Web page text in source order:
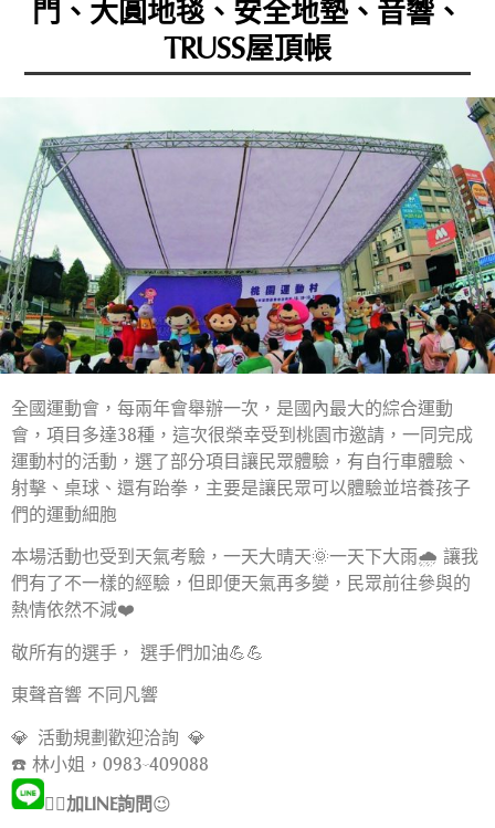
門、大圓地毯、安全地墊、音響、
TRUSS屋頂帳
全國運動會，每兩年會舉辦一次，是國內最大的綜合運動
會，項目多達38種，這次很榮幸受到桃園市邀請，一同完成
運動村的活動，選了部分項目讓民眾體驗，有自行車體驗、
射擊、桌球、還有跆拳，主要是讓民眾可以體驗並培養孩子
們的運動細胞
本場活動也受到天氣考驗，一天大晴天🌞一天下大雨🌧 讓我
們有了不一樣的經驗，但即便天氣再多變，民眾前往參與的
熱情依然不減❤️
敬所有的選手， 選手們加油💪💪
東聲音響 不同凡響
💎 活動規劃歡迎洽詢 💎
☎️ 林小姐，0983-409088
👈🏻加LINE詢問😉